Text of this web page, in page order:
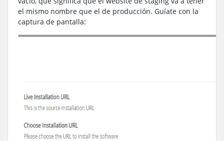
el mismo nombre que el de producción. Guíate con la
captura de pantalla: